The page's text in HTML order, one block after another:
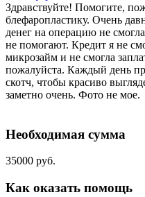
Здравствуйте! Помогите,
блефаропластику. Очень
денег на операцию не
не помогают. Кредит я не
микрозайм и не смогла
пожалуйста. Каждый день
скотч, чтобы красиво
заметно очень. Фото не мое.
Необходимая сумма
35000 руб.
Как оказать помощь